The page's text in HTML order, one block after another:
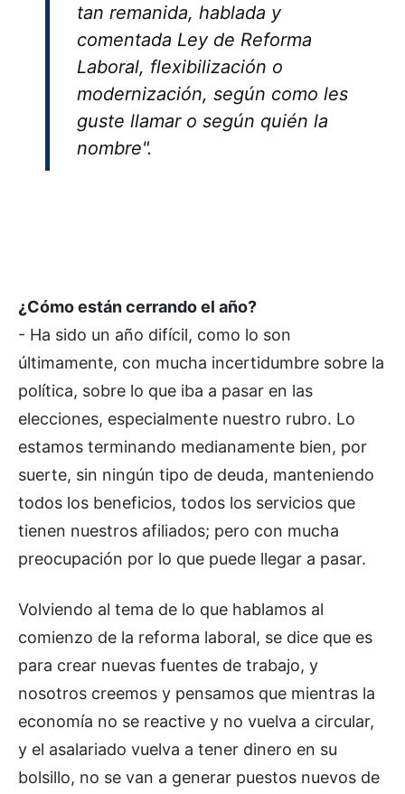
tan remanida, hablada y
comentada Ley de Reforma
Laboral, flexibilización o
modernización, según como les
guste llamar o según quién la
nombre".
¿Cómo están cerrando el año?
- Ha sido un año difícil, como lo son
últimamente, con mucha incertidumbre sobre la
política, sobre lo que iba a pasar en las
elecciones, especialmente nuestro rubro. Lo
estamos terminando medianamente bien, por
suerte, sin ningún tipo de deuda, manteniendo
todos los beneficios, todos los servicios que
tienen nuestros afiliados; pero con mucha
preocupación por lo que puede llegar a pasar.
Volviendo al tema de lo que hablamos al
comienzo de la reforma laboral, se dice que es
para crear nuevas fuentes de trabajo, y
nosotros creemos y pensamos que mientras la
economía no se reactive y no vuelva a circular,
y el asalariado vuelva a tener dinero en su
bolsillo, no se van a generar puestos nuevos de